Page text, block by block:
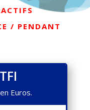
/ PENDANT
Euros.